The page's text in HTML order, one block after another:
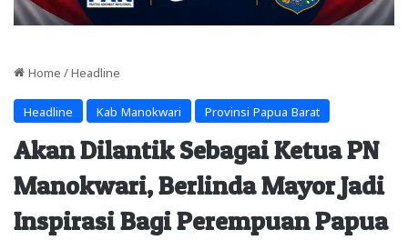
Home / Headline
Headline Kab Manokwari Provinsi Papua Barat
Akan Dilantik Sebagai Ketua PN
Manokwari, Berlinda Mayor Jadi
Inspirasi Bagi Perempuan Papua